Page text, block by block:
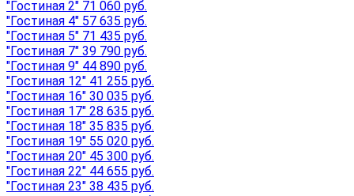
"Гостиная 2" 71 060 руб.
"Гостиная 4" 57 635 руб.
"Гостиная 5" 71 435 руб.
"Гостиная 7" 39 790 руб.
"Гостиная 9" 44 890 руб.
"Гостиная 12" 41 255 руб.
"Гостиная 16" 30 035 руб.
"Гостиная 17" 28 635 руб.
"Гостиная 18" 35 835 руб.
"Гостиная 19" 55 020 руб.
"Гостиная 20" 45 300 руб.
"Гостиная 22" 44 655 руб.
"Гостиная 23" 38 435 руб.